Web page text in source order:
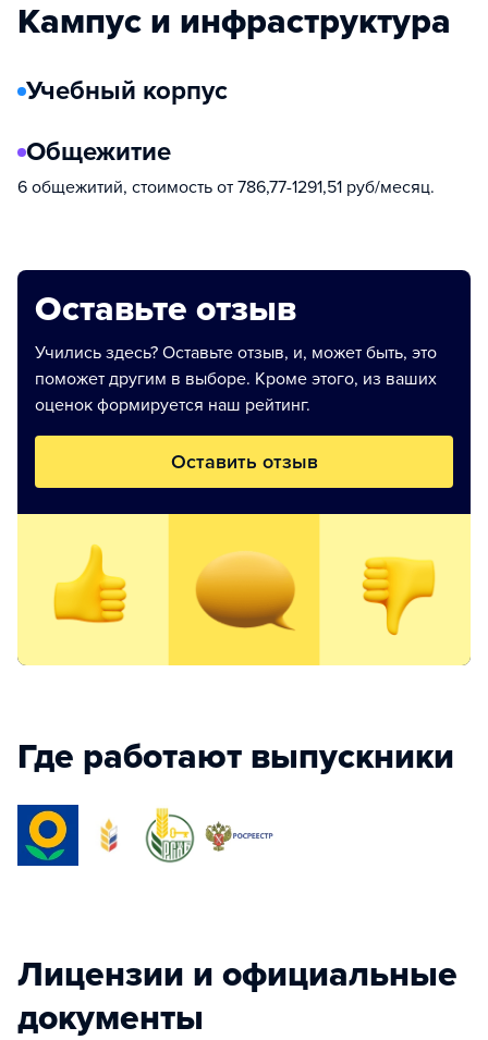
Кампус и инфраструктура
Учебный корпус
Общежитие
6 общежитий, стоимость от 786,77-1291,51 руб/месяц.
Оставьте отзыв
Учились здесь? Оставьте отзыв, и, может быть, это
поможет другим в выборе. Кроме этого, из ваших
оценок формируется наш рейтинг.
Оставить отзыв
Где работают выпускники
Лицензии и официальные
документы